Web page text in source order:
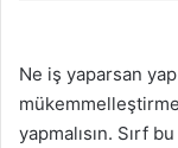
Ne iş yaparsan
yapmalısın. Sırf